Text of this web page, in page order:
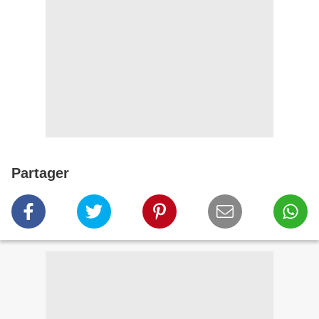
Partager